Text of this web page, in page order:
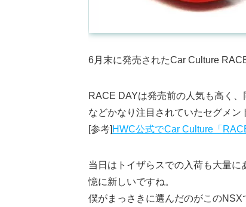
6月末に発売されたCar Culture
RACE DAYは発売前の人気も高く
などかなり注目されていたセグメン
[参考] HWC公式でCar Culture「
当日はトイザらスでの入荷も大量
憶に新しいですね。
僕がまっさきに選んだのがこのNSX